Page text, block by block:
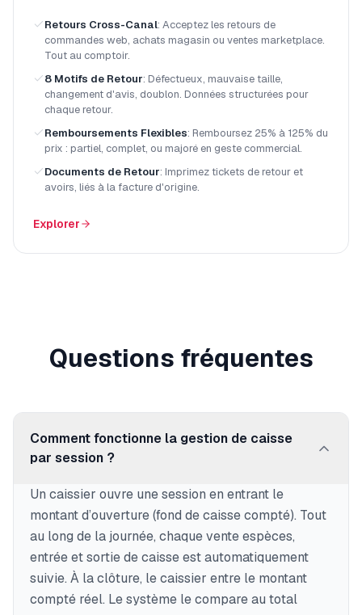
Retours Cross-Canal: Acceptez les retours de
commandes web, achats magasin ou ventes marketplace.
Tout au comptoir.
8 Motifs de Retour: Défectueux, mauvaise taille,
changement d'avis, doublon. Données structurées pour
chaque retour.
Remboursements Flexibles: Remboursez 25% à 125% du
prix : partiel, complet, ou majoré en geste commercial.
Documents de Retour: Imprimez tickets de retour et
avoirs, liés à la facture d'origine.
Explorer
Questions fréquentes
Comment fonctionne la gestion de caisse
par session ?
Un caissier ouvre une session en entrant le
montant d’ouverture (fond de caisse compté). Tout
au long de la journée, chaque vente espèces,
entrée et sortie de caisse est automatiquement
suivie. À la clôture, le caissier entre le montant
compté réel. Le système le compare au total